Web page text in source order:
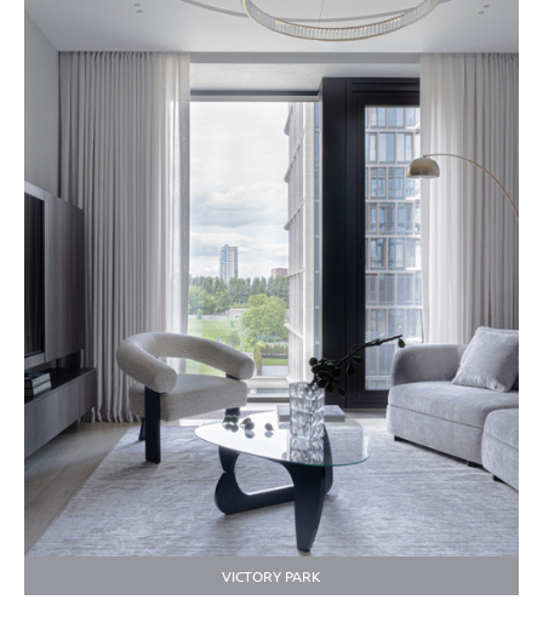
VICTORY PARK